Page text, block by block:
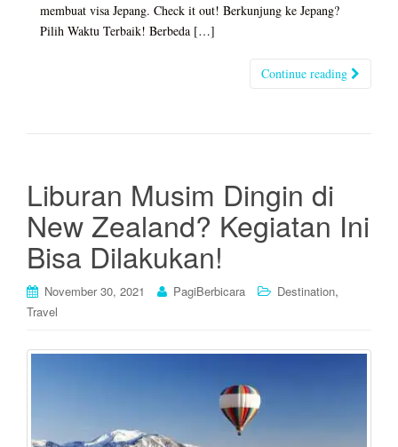
membuat visa Jepang. Check it out! Berkunjung ke Jepang?
Pilih Waktu Terbaik! Berbeda […]
Continue reading
Liburan Musim Dingin di
New Zealand? Kegiatan Ini
Bisa Dilakukan!
November 30, 2021 PagiBerbicara Destination,
Travel